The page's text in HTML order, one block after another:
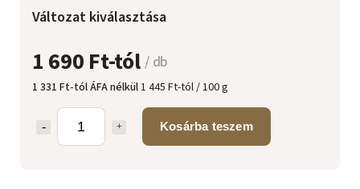
1 690 Ft-tól/ db
1 331 Ft-tól ÁFA nélkül1 445 Ft-tól / 100 g
Kosárba teszem
Változat kiválasztása